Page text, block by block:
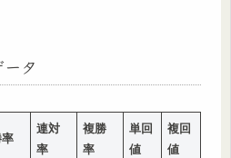
タ
率
連対
率
複勝
率
単回
値
複回
値